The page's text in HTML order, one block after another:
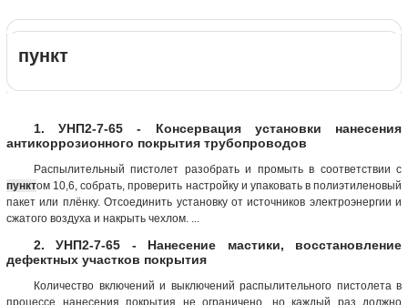
пункт
1. УНП2-7-65 - Консервация установки нанесения
антикоррозионного покрытия трубопроводов
Распылительный пистолет разобрать и промыть в соответствии с
пунктом 10,6, собрать, проверить настройку и упаковать в полиэтиленовый
пакет или плёнку. Отсоединить установку от источников электроэнергии и
сжатого воздуха и накрыть чехлом. ...
2. УНП2-7-65 - Нанесение мастики, восстановление
дефектных участков покрытия
Количество включений и выключений распылительного пистолета в
процессе нанесения покрытия не ограничено, но каждый раз должно